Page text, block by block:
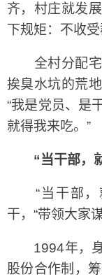
齐，村庄就发
下规矩：不收受
全村分配宅
挨臭水坑的荒
“我是党员、是
就得我来吃。”
“当干部，
“当干部，
干，“带领大家
1994年，身
股份合作制，